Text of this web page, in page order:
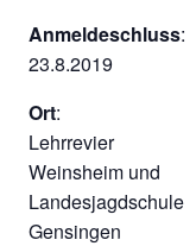
Anmeldeschluss:
23.8.2019
Ort:
Lehrrevier
Weinsheim und
Landesjagdschule
Gensingen